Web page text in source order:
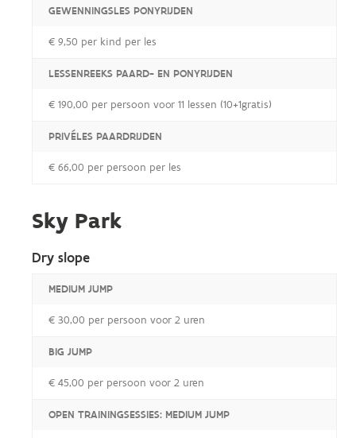
GEWENNINGSLES PONYRIJDEN
€ 9,50 per kind per les
LESSENREEKS PAARD- EN PONYRIJDEN
€ 190,00 per persoon voor 11 lessen (10+1gratis)
PRIVÉLES PAARDRIJDEN
€ 66,00 per persoon per les
Sky Park
Dry slope
MEDIUM JUMP
€ 30,00 per persoon voor 2 uren
BIG JUMP
€ 45,00 per persoon voor 2 uren
OPEN TRAININGSESSIES: MEDIUM JUMP